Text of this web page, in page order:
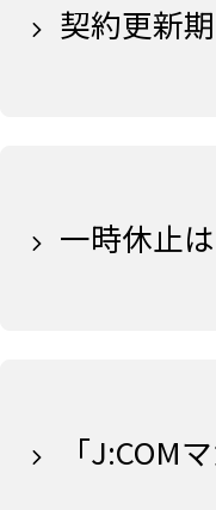
契約更新
一時休止
「J:COM